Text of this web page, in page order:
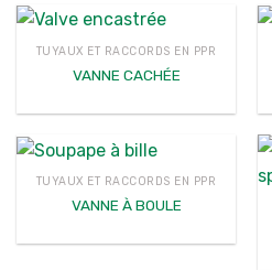
TUYAUX ET RACCORDS EN PPR
VANNE CACHÉE
TUYAUX ET RACCORDS EN PPR
VANNE À BOULE